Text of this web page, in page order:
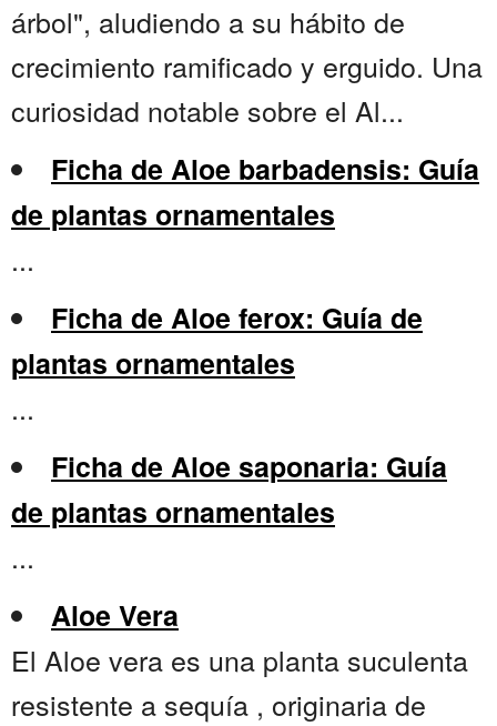
árbol", aludiendo a su hábito de
crecimiento ramificado y erguido. Una
curiosidad notable sobre el Al...
Ficha de Aloe barbadensis: Guía
de plantas ornamentales
...
Ficha de Aloe ferox: Guía de
plantas ornamentales
...
Ficha de Aloe saponaria: Guía
de plantas ornamentales
...
Aloe Vera
El Aloe vera es una planta suculenta
resistente a sequía , originaria de